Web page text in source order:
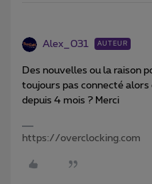
Alex_031 AUTEUR
Des nouvelles ou la raison
toujours pas connecté
depuis 4 mois ? Merci
https://overclocking.com